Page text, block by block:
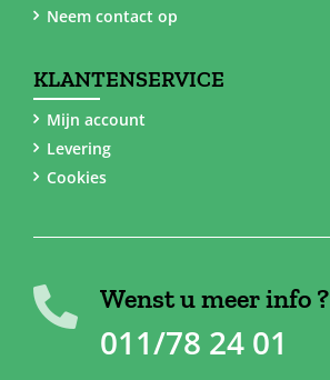
Neem contact op
KLANTENSERVICE
Mijn account
Levering
Cookies
Wenst u meer info ?
011/78 24 01